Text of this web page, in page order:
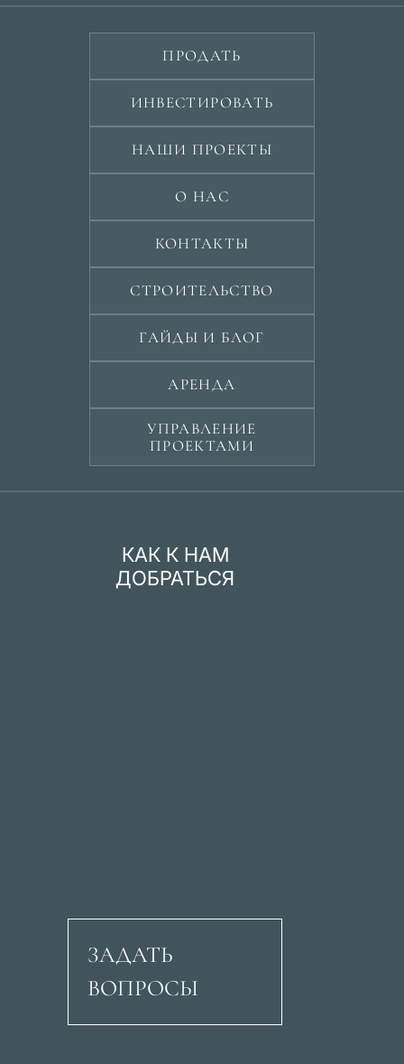
ПРОДАТЬ
ИНВЕСТИРОВАТЬ
НАШИ ПРОЕКТЫ
О НАС
КОНТАКТЫ
СТРОИТЕЛЬСТВО
ГАЙДЫ И БЛОГ
АРЕНДА
УПРАВЛЕНИЕ
ПРОЕКТАМИ
КАК К НАМ
ДОБРАТЬСЯ
Авеню Рикардо
ЗАДАТЬ
ВОПРОСЫ